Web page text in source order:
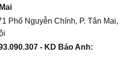
Phố Nguyễn Chính, P. Tân Mai,
- KD Bảo Anh: